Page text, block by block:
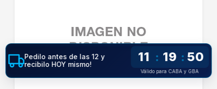
Pedilo antes de las 12 y
recibilo HOY mismo!
11 : 19 : 50
Válido para CABA y GBA